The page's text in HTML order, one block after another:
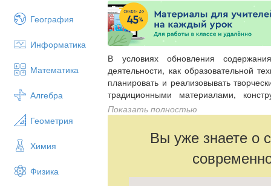
География
Информатика
Математика
Алгебра
Геометрия
Химия
Физика
В условиях обновления
деятельности, как образовательной
планировать и реализовывать
традиционными материалами,
необходимые компетенции
технологии.
Проектная деятельность
компетенции, и универсальные
Умение анализировать
деятельность.
Показать полностью
Вы уже знаете о